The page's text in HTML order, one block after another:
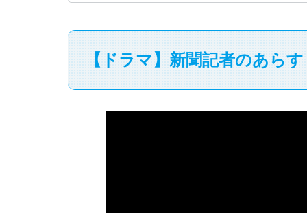
【ドラマ】新聞記者のあら